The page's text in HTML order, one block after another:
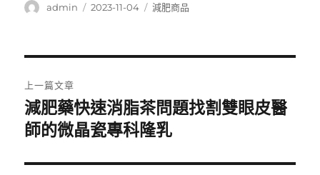
作
admin
發
2023-11-04
分
減肥商品
章
導
覽
上一篇文章
上
一
文
減肥藥快速消脂茶問題找割雙眼皮醫
師的微晶瓷專科隆乳